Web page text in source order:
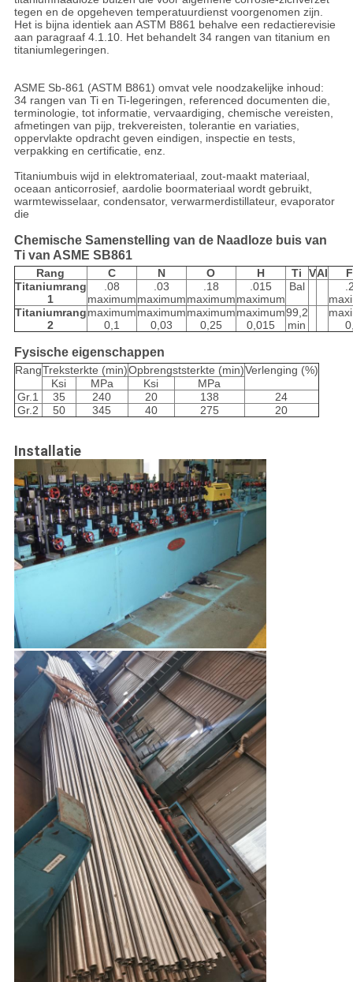
tegen en de opgeheven temperatuurdienst voorgenomen zijn.
Het is bijna identiek aan ASTM B861 behalve een redactierevisie
aan paragraaf 4.1.10. Het behandelt 34 rangen van titanium en
titaniumlegeringen.
ASME Sb-861 (ASTM B861) omvat vele noodzakelijke inhoud:
34 rangen van Ti en Ti-legeringen, referenced documenten die,
terminologie, tot informatie, vervaardiging, chemische vereisten,
afmetingen van pijp, trekvereisten, tolerantie en variaties,
oppervlakte opdracht geven eindigen, inspectie en tests,
verpakking en certificatie, enz.
Titaniumbuis wijd in elektromateriaal, zout-maakt materiaal,
oceaan anticorrosief, aardolie boormateriaal wordt gebruikt,
warmtewisselaar, condensator, verwarmerdistillateur, evaporator
die
Chemische Samenstelling van de Naadloze buis van
Ti van ASME SB861
Rang C N O H Ti VAl
Titaniumrang
1
.08
maximum
.03
maximum
.18
maximum
.015
maximum
Bal
Titaniumrang
2
maximum
0,1
maximum
0,03
maximum
0,25
maximum
0,015
99,2
min
Fysische eigenschappen
RangTreksterkte (min)Opbrengststerkte (min)Verlenging (%)
Ksi
MPa Ksi
MPa
Gr.1
35 240 20 138
24
Gr.2
50 345 40 275 20
Installatie